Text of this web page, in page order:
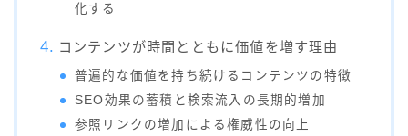
化する
コンテンツが時間とともに価値を増す理由
普遍的な価値を持ち続けるコンテンツの特徴
SEO効果の蓄積と検索流入の長期的増加
参照リンクの増加による権威性の向上